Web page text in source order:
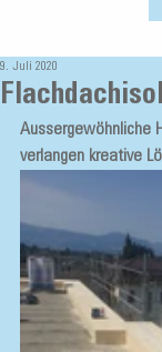
9. Juli 2020
Aussergewöhnliche
verlangen kreative